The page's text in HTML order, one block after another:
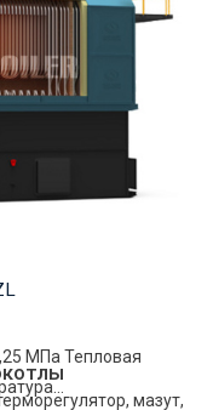
МПа Тепловая
мазут,